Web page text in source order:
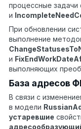
процессные задачи
и
При обновлении
выполнение
и
выполняющих
База адресов
В связи с
в модели
устаревшие